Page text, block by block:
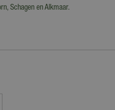
Schagen en Alkmaar.